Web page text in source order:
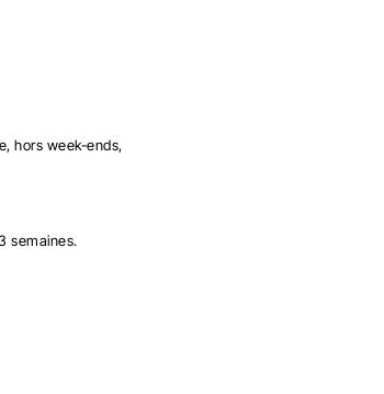
hors week-ends,
semaines.